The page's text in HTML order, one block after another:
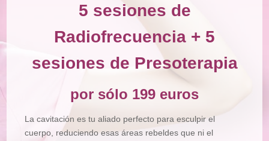
Microblading
Pestañas
Peluquería
5 sesiones de
Radiofrecuencia + 5
sesiones de Presoterapia
por sólo 199 euros
La cavitación es tu aliado perfecto para esculpir el
cuerpo, reduciendo esas áreas rebeldes que ni el